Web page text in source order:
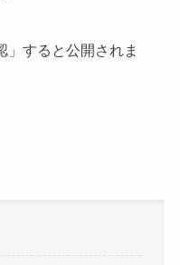
」すると公開されま